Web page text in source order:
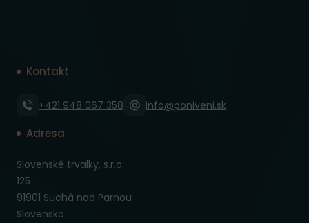
Kontakt
+421 948 067 358 info@poniveni.sk
Adresa
Slovenské trvalky, s.r.o.
125
91901 Suchá nad Parnou
Slovensko